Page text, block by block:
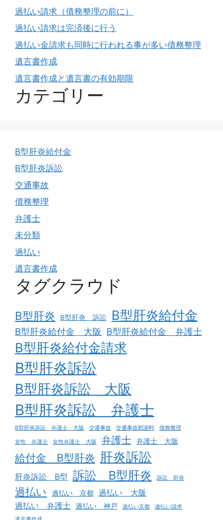
過払い請求（債務整理の前に）
過払い請求は完済後に行う
過払い金請求も同時に行われる事が多い債務整理
遺言書作成
遺言書作成と遺言書の有効期限
カテゴリー
B型肝炎給付金
B型肝炎訴訟
交通事故
債務整理
弁護士
未分類
過払い
遺言書作成
タグクラウド
B型肝炎 B型肝炎 訴訟 B型肝炎給付金
B型肝炎給付金 大阪 B型肝炎給付金 弁護士
B型肝炎給付金請求
B型肝炎訴訟
B型肝炎訴訟 大阪
B型肝炎訴訟 弁護士
B型肝炎訴訟 弁護士 大阪 交通事故 交通事故慰謝料 債務整理
女性 弁護士 女性弁護士 大阪 弁護士 弁護士 大阪
給付金 B型肝炎 肝炎訴訟
肝炎訴訟 B型 訴訟 B型肝炎 訴訟 肝炎
過払い 過払い 京都
過払い 大阪
過払い 弁護士
過払い 神戸 過払い京都
過払い請求